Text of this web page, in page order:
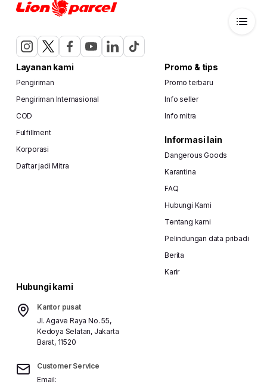
Layanan kami
Pengiriman
Pengiriman Internasional
COD
Fulfillment
Korporasi
Daftar jadi Mitra
Promo & tips
Promo terbaru
Info seller
Info mitra
Informasi lain
Dangerous Goods
Karantina
FAQ
Hubungi Kami
Tentang kami
Pelindungan data pribadi
Berita
Karir
Hubungi kami
Kantor pusat
Jl. Agave Raya No. 55,
Kedoya Selatan, Jakarta
Barat, 11520
Customer Service
Email: